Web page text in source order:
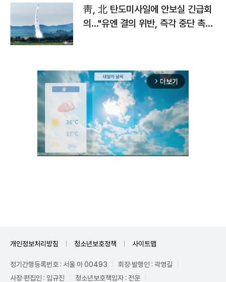
靑, 北 탄도미사일에 안보실 긴급회
의…"유엔 결의 위반, 즉각 중단 촉
arrow_forward_ios 더보기
개인정보처리방침 청소년보호정책 사이트맵
정기간행등록번호 : 서울 아 00493
회장·발행인 : 곽영길
사장·편집인 : 임규진
청소년보호책임자 : 전운